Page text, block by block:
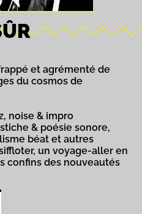
et agrémenté de
du cosmos de
noise & impro
& poésie sonore,
béat et autres
un voyage-aller en
confins des nouveautés